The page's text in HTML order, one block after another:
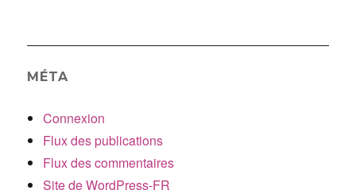
MÉTA
Connexion
Flux des publications
Flux des commentaires
Site de WordPress-FR